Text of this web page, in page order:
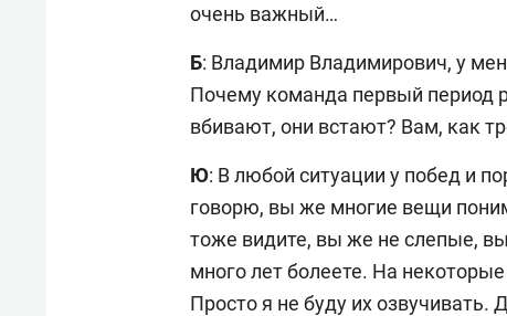
очень важный…
Б: Владимир Владимирович, у
Почему команда первый период
вбивают, они встают? Вам, как
Ю: В любой ситуации у побед и
говорю, вы же многие вещи
тоже видите, вы же не слепые,
много лет болеете. На
Просто я не буду их